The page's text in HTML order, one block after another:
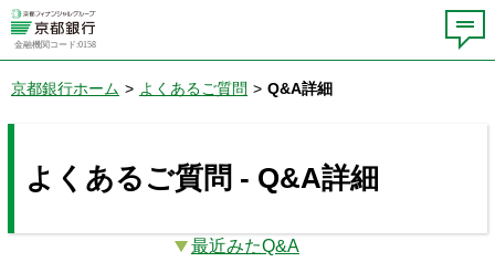
金融機関コード:0158
京都銀行ホーム > よくあるご質問 > Q&A詳細
よくあるご質問 - Q&A詳細
最近みたQ&A